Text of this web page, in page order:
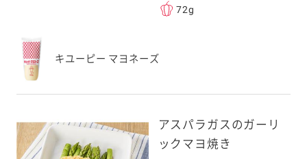
72g
キユーピー マヨネーズ
アスパラガスのガーリ
ックマヨ焼き